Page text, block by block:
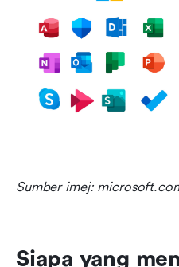
Sumber imej:
Siapa yang